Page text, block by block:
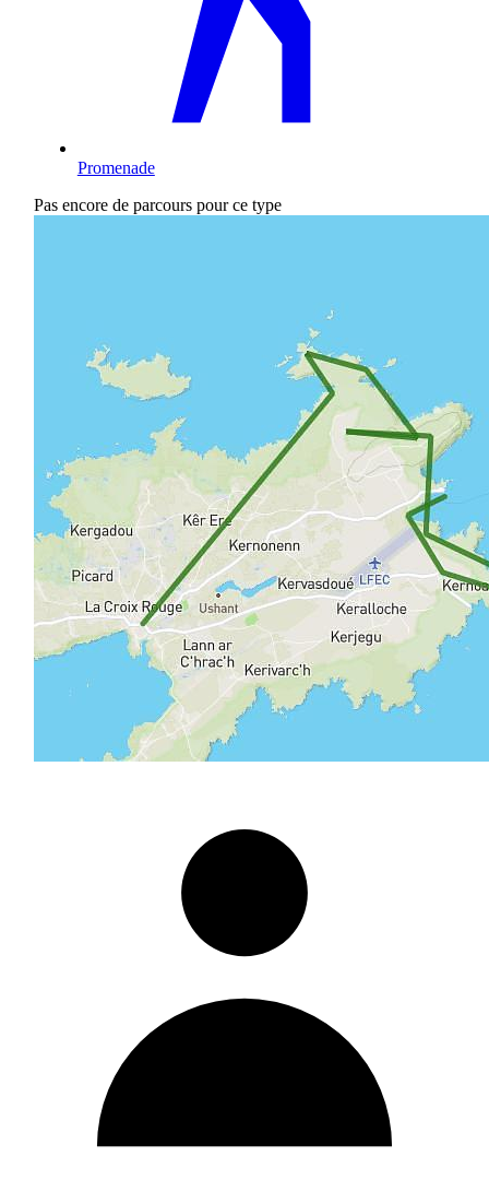
Promenade
Pas encore de parcours pour ce type